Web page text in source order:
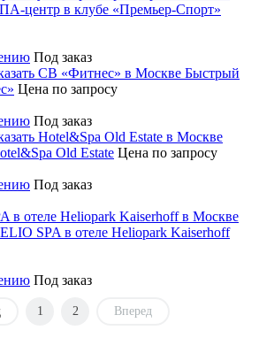
центр в клубе «Премьер-Спорт»
Под заказ
Быстрый
Цена по запросу
Под заказ
Old Estate Цена по запросу
Под заказ
SPA в отеле Heliopark Kaiserhoff
Под заказ
1 2 Вперед